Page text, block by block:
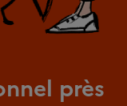
près